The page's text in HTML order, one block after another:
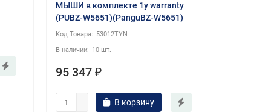
МЫШИ в комплекте 1y warranty
(PUBZ-W5651)(PanguBZ-W5651)
53012TYN
10 шт.
95 347 ₽
В корзину